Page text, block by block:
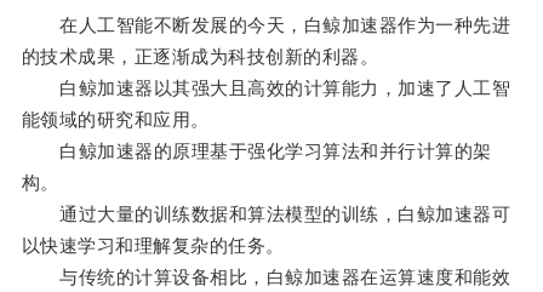
在人工智能不断发展的今天，白鲸加速器作为一种先进
的技术成果，正逐渐成为科技创新的利器。
白鲸加速器以其强大且高效的计算能力，加速了人工智
能领域的研究和应用。
白鲸加速器的原理基于强化学习算法和并行计算的架
构。
通过大量的训练数据和算法模型的训练，白鲸加速器可
以快速学习和理解复杂的任务。
与传统的计算设备相比，白鲸加速器在运算速度和能效